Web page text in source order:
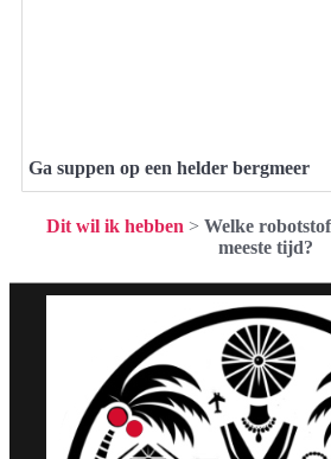
Ga suppen op een helder bergmeer
Dit wil ik hebben > Welke
meeste tijd?